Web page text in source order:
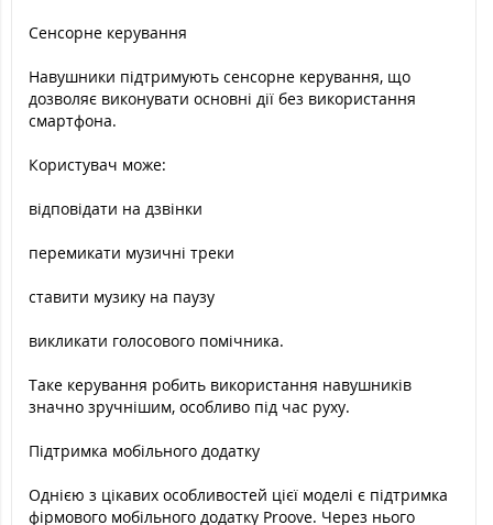
Сенсорне керування
Навушники підтримують сенсорне керування, що
дозволяє виконувати основні дії без використання
смартфона.
Користувач може:
відповідати на дзвінки
перемикати музичні треки
ставити музику на паузу
викликати голосового помічника.
Таке керування робить використання навушників
значно зручнішим, особливо під час руху.
Підтримка мобільного додатку
Однією з цікавих особливостей цієї моделі є підтримка
фірмового мобільного додатку Proove. Через нього